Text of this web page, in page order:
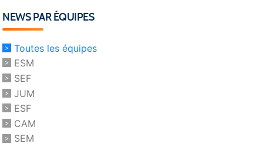
NEWS PAR ÉQUIPES
Toutes les équipes
ESM
SEF
JUM
ESF
CAM
SEM